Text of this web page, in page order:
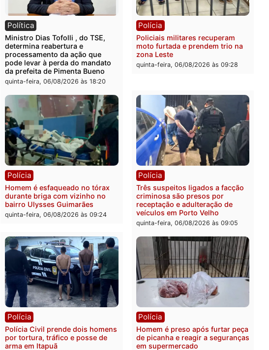
querer ler...
Política
Ministro Dias Tofolli , do TSE,
determina reabertura e
processamento da ação que
pode levar à perda do mandato
da prefeita de Pimenta Bueno
quinta-feira, 06/08/2026 às 18:20
Polícia
Policiais militares
moto furtada e prendem
zona Leste
Polícia
Homem é esfaqueado no tórax
durante briga com vizinho no
bairro Ulysses Guimarães
quinta-feira, 06/08/2026 às 09:24
Polícia
Três suspeitos ligados a
receptação e adulteração
veículos em Porto Velho
quinta-feira, 06/08/2026 às